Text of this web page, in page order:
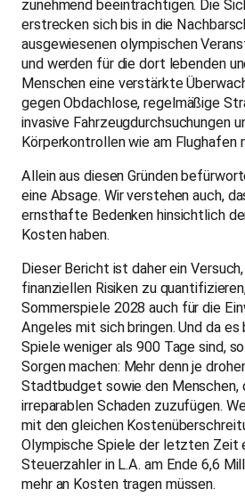
zunehmend beeinträchtigen. Die
erstrecken sich bis in die
ausgewiesenen olympischen
und werden für die dort lebenden
Menschen eine verstärkte
gegen Obdachlose, regelmäßige
invasive Fahrzeugdurchsuchungen
Körperkontrollen wie am Flughafen
Allein aus diesen Gründen
eine Absage. Wir verstehen auch,
ernsthafte Bedenken hinsichtlich
Kosten haben.
Dieser Bericht ist daher ein
finanziellen Risiken zu
Sommerspiele 2028 auch für die
Angeles mit sich bringen. Und da es
Spiele weniger als 900 Tage sind,
Sorgen machen: Mehr denn je
Stadtbudget sowie den Menschen,
irreparablen Schaden zuzufügen.
mit den gleichen
Olympische Spiele der letzten Zeit
Steuerzahler in L.A. am Ende 6,6
mehr an Kosten tragen müssen.